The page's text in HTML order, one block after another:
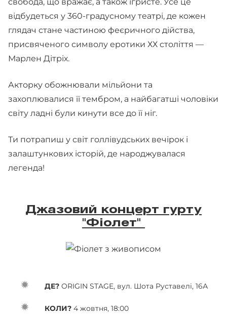
відбудеться у 360-градусному театрі, де кожен
глядач стане частиною феєричного дійства,
присвяченого символу еротики ХХ століття —
Марлен Дітріх.
Акторку обожнювали мільйони та
захоплювалися її тембром, а найбагатші чоловіки
світу ладні були кинути все до її ніг.
Ти потрапиш у світ голлівудських вечірок і
залаштункових історій, де народжувалася
легенда!
Джазовий концерт гурту
"Фіолет"
ДЕ? ORIGIN STAGE, вул. Шота Руставелі, 16А
КОЛИ? 4 жовтня, 18:00